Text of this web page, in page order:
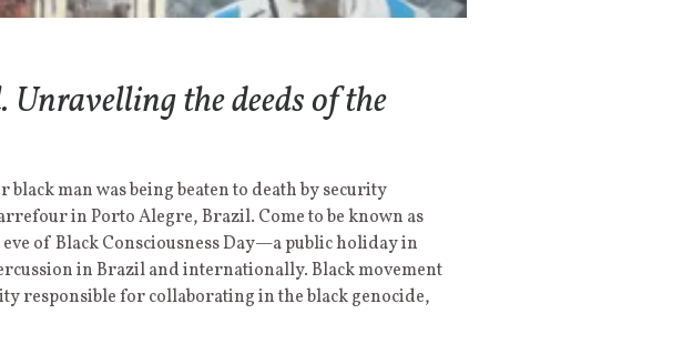
the deeds of the
man was being beaten to death by security
in Porto Alegre, Brazil. Come to be known as
of Black Consciousness Day—a public holiday in
in Brazil and internationally. Black movement
responsible for collaborating in the black genocide,